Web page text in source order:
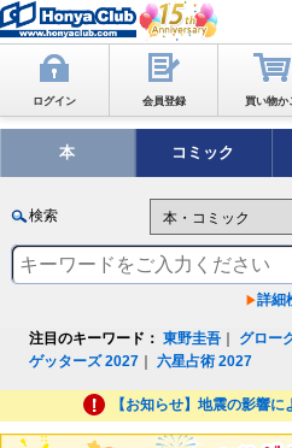
ログイン 会員登録 買い物か
本 コミック
検索
詳細
注目のキーワード： 東野圭吾 グロー
ゲッターズ 2027 ｜六星占術 2027
【お知らせ】地震の影響